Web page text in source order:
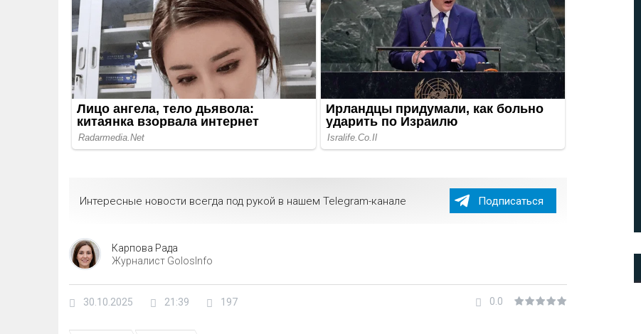
Интересные новости всегда под рукой в нашем Telegram-канале Подписаться
Карпова Рада
Журналист GolosInfo
30.10.2025 21:39 197 0.0